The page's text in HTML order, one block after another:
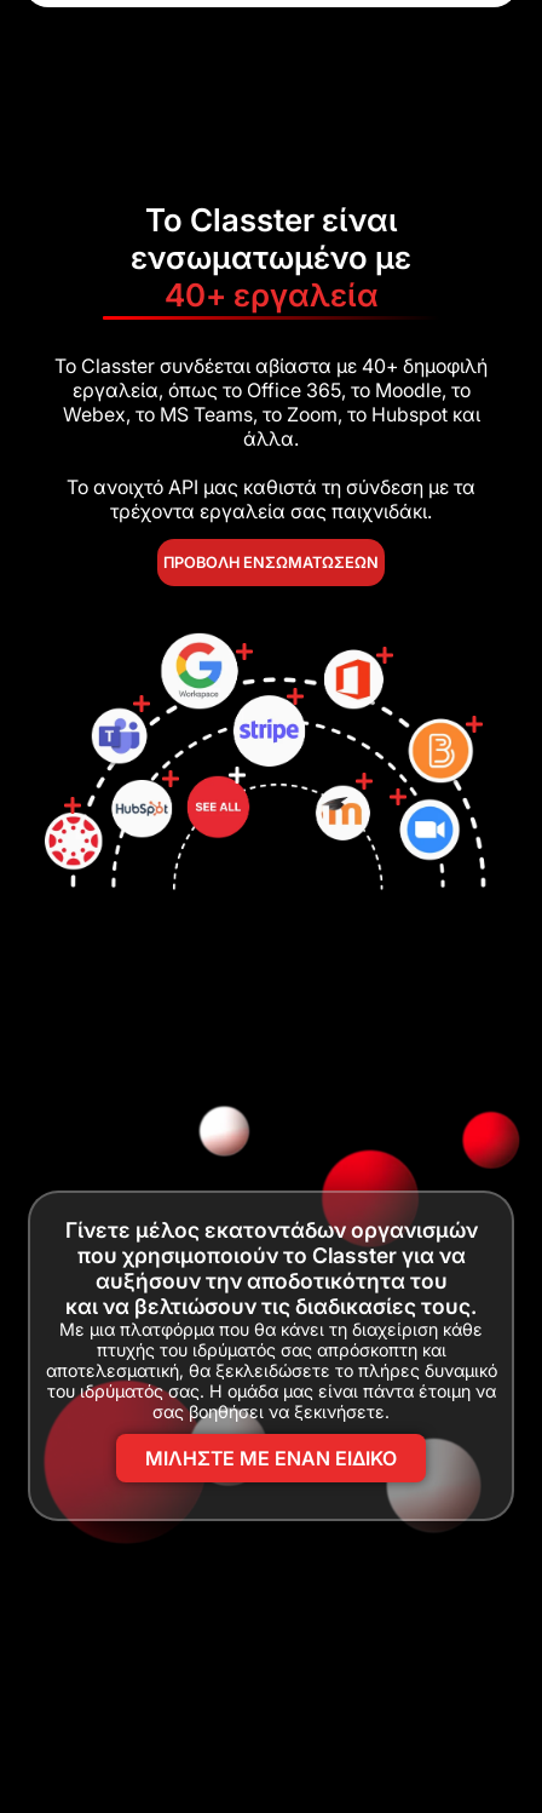
Το Classter είναι
ενσωματωμένο με
40+ εργαλεία
Το Classter συνδέεται αβίαστα με 40+ δημοφιλή
εργαλεία, όπως το Office 365, το Moodle, το
Webex, το MS Teams, το Zoom, το Hubspot και
άλλα.
Το ανοιχτό API μας καθιστά τη σύνδεση με τα
τρέχοντα εργαλεία σας παιχνιδάκι.
ΠΡΟΒΟΛΗ ΕΝΣΩΜΑΤΩΣΕΩΝ
Γίνετε μέλος εκατοντάδων οργανισμών
που χρησιμοποιούν το Classter για να
αυξήσουν την αποδοτικότητα του
και να βελτιώσουν τις διαδικασίες τους.
Με μια πλατφόρμα που θα κάνει τη διαχείριση κάθε
πτυχής του ιδρύματός σας απρόσκοπτη και
αποτελεσματική, θα ξεκλειδώσετε το πλήρες δυναμικό
του ιδρύματός σας. Η ομάδα μας είναι πάντα έτοιμη να
σας βοηθήσει να ξεκινήσετε.
ΜΙΛΗΣΤΕ ΜΕ ΕΝΑΝ ΕΙΔΙΚΟ